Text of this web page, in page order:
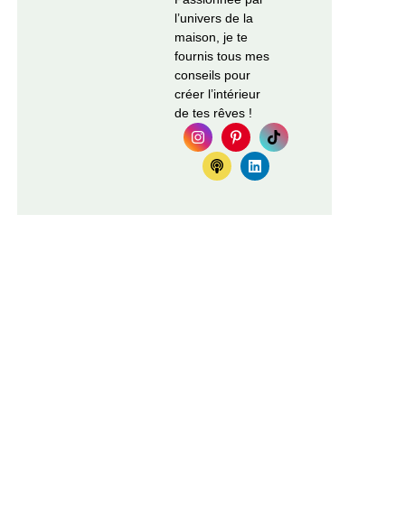
l’univers de la
maison, je te
fournis tous mes
conseils pour
créer l’intérieur
de tes rêves !